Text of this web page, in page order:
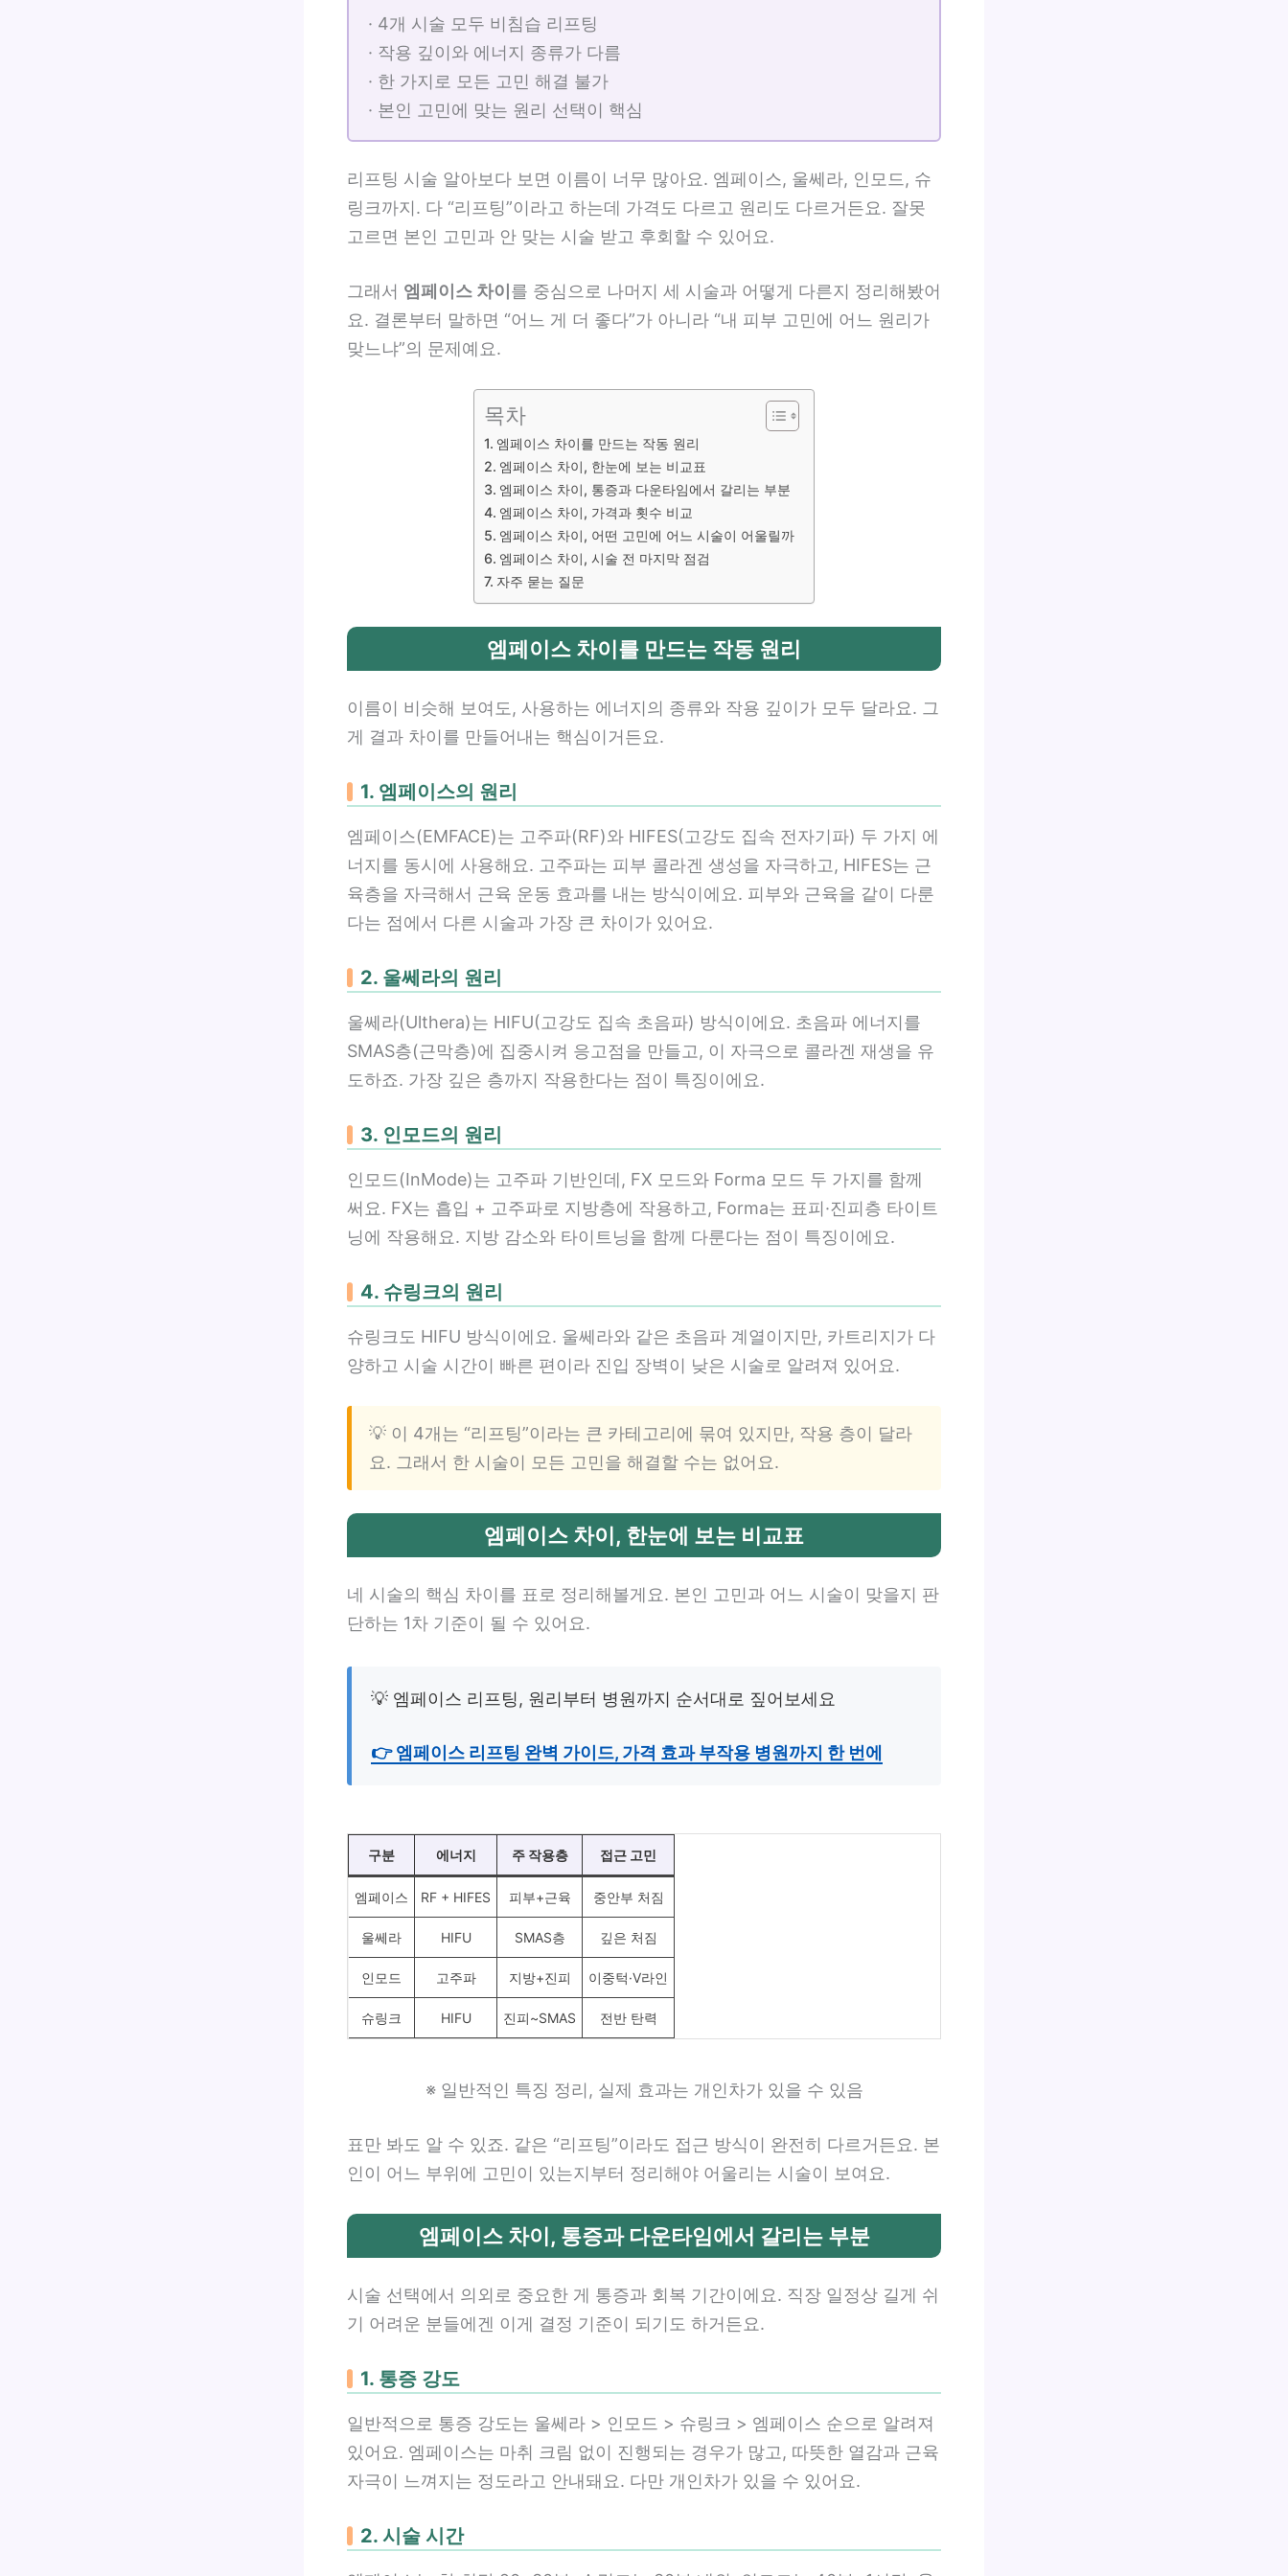
· 4개 시술 모두 비침습 리프팅
· 작용 깊이와 에너지 종류가 다름
· 한 가지로 모든 고민 해결 불가
· 본인 고민에 맞는 원리 선택이 핵심
리프팅 시술 알아보다 보면 이름이 너무 많아요. 엠페이스, 울쎄라, 인모드, 슈
링크까지. 다 “리프팅”이라고 하는데 가격도 다르고 원리도 다르거든요. 잘못
고르면 본인 고민과 안 맞는 시술 받고 후회할 수 있어요.
그래서 엠페이스 차이 를 중심으로 나머지 세 시술과 어떻게 다른지 정리해봤어
요. 결론부터 말하면 “어느 게 더 좋다”가 아니라 “내 피부 고민에 어느 원리가
맞느냐”의 문제예요.
목차
엠페이스 차이를 만드는 작동 원리
엠페이스 차이, 한눈에 보는 비교표
엠페이스 차이, 통증과 다운타임에서 갈리는 부분
엠페이스 차이, 가격과 횟수 비교
엠페이스 차이, 어떤 고민에 어느 시술이 어울릴까
엠페이스 차이, 시술 전 마지막 점검
자주 묻는 질문
엠페이스 차이를 만드는 작동 원리
이름이 비슷해 보여도, 사용하는 에너지의 종류와 작용 깊이가 모두 달라요. 그
게 결과 차이를 만들어내는 핵심이거든요.
1. 엠페이스의 원리
엠페이스(EMFACE)는 고주파(RF)와 HIFES(고강도 집속 전자기파) 두 가지 에
너지를 동시에 사용해요. 고주파는 피부 콜라겐 생성을 자극하고, HIFES는 근
육층을 자극해서 근육 운동 효과를 내는 방식이에요. 피부와 근육을 같이 다룬
다는 점에서 다른 시술과 가장 큰 차이가 있어요.
2. 울쎄라의 원리
울쎄라(Ulthera)는 HIFU(고강도 집속 초음파) 방식이에요. 초음파 에너지를
SMAS층(근막층)에 집중시켜 응고점을 만들고, 이 자극으로 콜라겐 재생을 유
도하죠. 가장 깊은 층까지 작용한다는 점이 특징이에요.
3. 인모드의 원리
인모드(InMode)는 고주파 기반인데, FX 모드와 Forma 모드 두 가지를 함께
써요. FX는 흡입 + 고주파로 지방층에 작용하고, Forma는 표피·진피층 타이트
닝에 작용해요. 지방 감소와 타이트닝을 함께 다룬다는 점이 특징이에요.
4. 슈링크의 원리
슈링크도 HIFU 방식이에요. 울쎄라와 같은 초음파 계열이지만, 카트리지가 다
양하고 시술 시간이 빠른 편이라 진입 장벽이 낮은 시술로 알려져 있어요.
💡 이 4개는 “리프팅”이라는 큰 카테고리에 묶여 있지만, 작용 층이 달라
요. 그래서 한 시술이 모든 고민을 해결할 수는 없어요.
엠페이스 차이, 한눈에 보는 비교표
네 시술의 핵심 차이를 표로 정리해볼게요. 본인 고민과 어느 시술이 맞을지 판
단하는 1차 기준이 될 수 있어요.
💡 엠페이스 리프팅, 원리부터 병원까지 순서대로 짚어보세요
👉 엠페이스 리프팅 완벽 가이드, 가격 효과 부작용 병원까지 한 번에
구분 에너지 주 작용층 접근 고민
엠페이스 RF + HIFES 피부+근육 중안부 처짐
울쎄라 HIFU SMAS층 깊은 처짐
인모드 고주파 지방+진피 이중턱·V라인
슈링크 HIFU 진피~SMAS 전반 탄력
※ 일반적인 특징 정리, 실제 효과는 개인차가 있을 수 있음
표만 봐도 알 수 있죠. 같은 “리프팅”이라도 접근 방식이 완전히 다르거든요. 본
인이 어느 부위에 고민이 있는지부터 정리해야 어울리는 시술이 보여요.
엠페이스 차이, 통증과 다운타임에서 갈리는 부분
시술 선택에서 의외로 중요한 게 통증과 회복 기간이에요. 직장 일정상 길게 쉬
기 어려운 분들에겐 이게 결정 기준이 되기도 하거든요.
1. 통증 강도
일반적으로 통증 강도는 울쎄라 > 인모드 > 슈링크 > 엠페이스 순으로 알려져
있어요. 엠페이스는 마취 크림 없이 진행되는 경우가 많고, 따뜻한 열감과 근육
자극이 느껴지는 정도라고 안내돼요. 다만 개인차가 있을 수 있어요.
2. 시술 시간